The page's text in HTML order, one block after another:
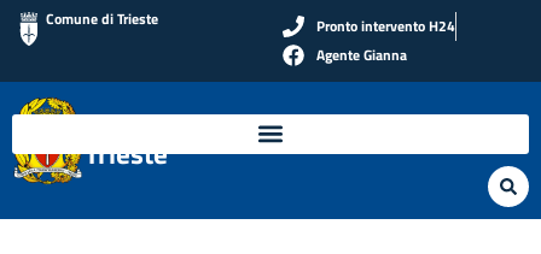
Comune di Trieste
Pronto intervento H24
Agente Gianna
Polizia Locale di
Trieste